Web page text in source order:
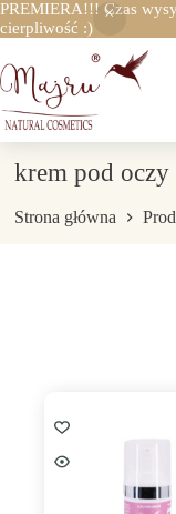
PREMIERA!!! Czas
cierpliwość :)
do
treści
krem pod oczy
Strona główna